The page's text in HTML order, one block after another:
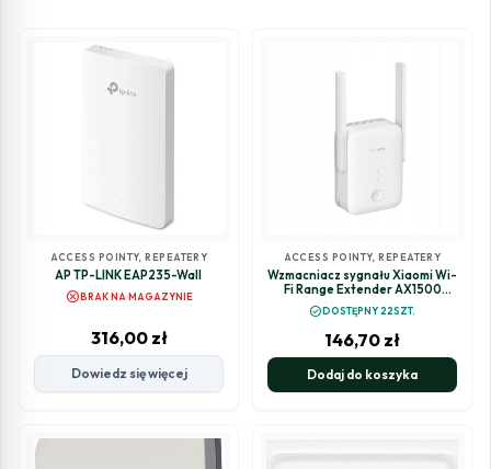
ACCESS POINTY, REPEATERY
AP TP-LINK EAP235-Wall
cancelBRAK NA MAGAZYNIE
316,00 zł
Dowiedz się więcej
ACCESS POINTY, REPEATERY
Wzmacniacz sygnału Xiaomi Wi-
Fi Range Extender AX1500
repeater
check_circleDOSTĘPNY 22SZT.
146,70 zł
Dodaj do koszyka